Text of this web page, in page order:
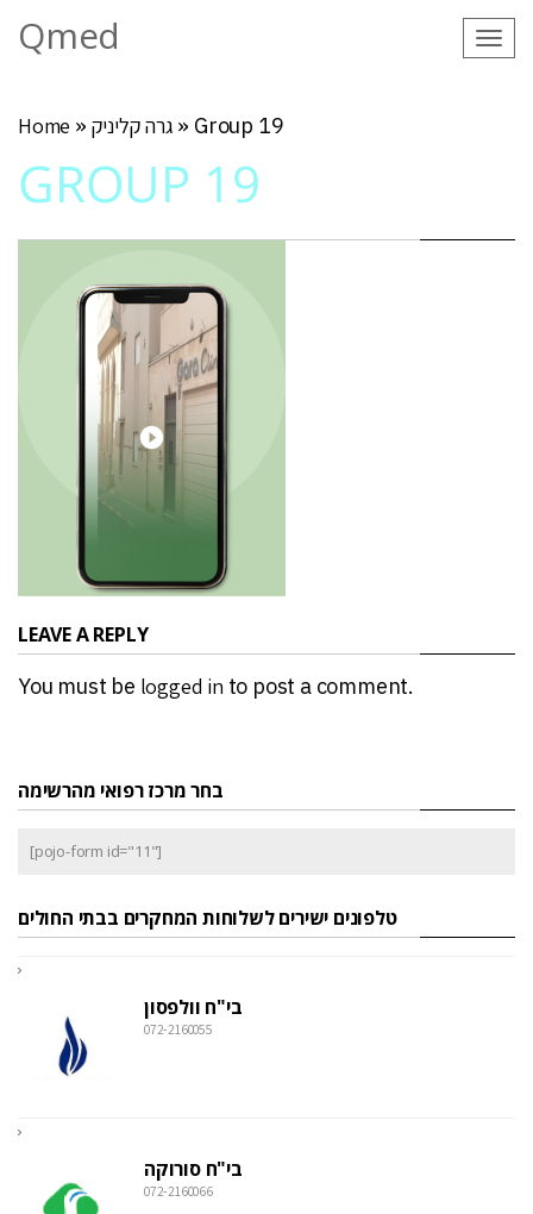
Qmed
Home » גרה קליניק » Group 19
GROUP 19
LEAVE A REPLY
You must be logged in to post a comment.
בחר מרכז רפואי מהרשימה
[pojo-form id="11"]
טלפונים ישירים לשלוחות המחקרים בבתי החולים
בי"ח וולפסון
072-2160055
בי"ח סורוקה
072-2160066